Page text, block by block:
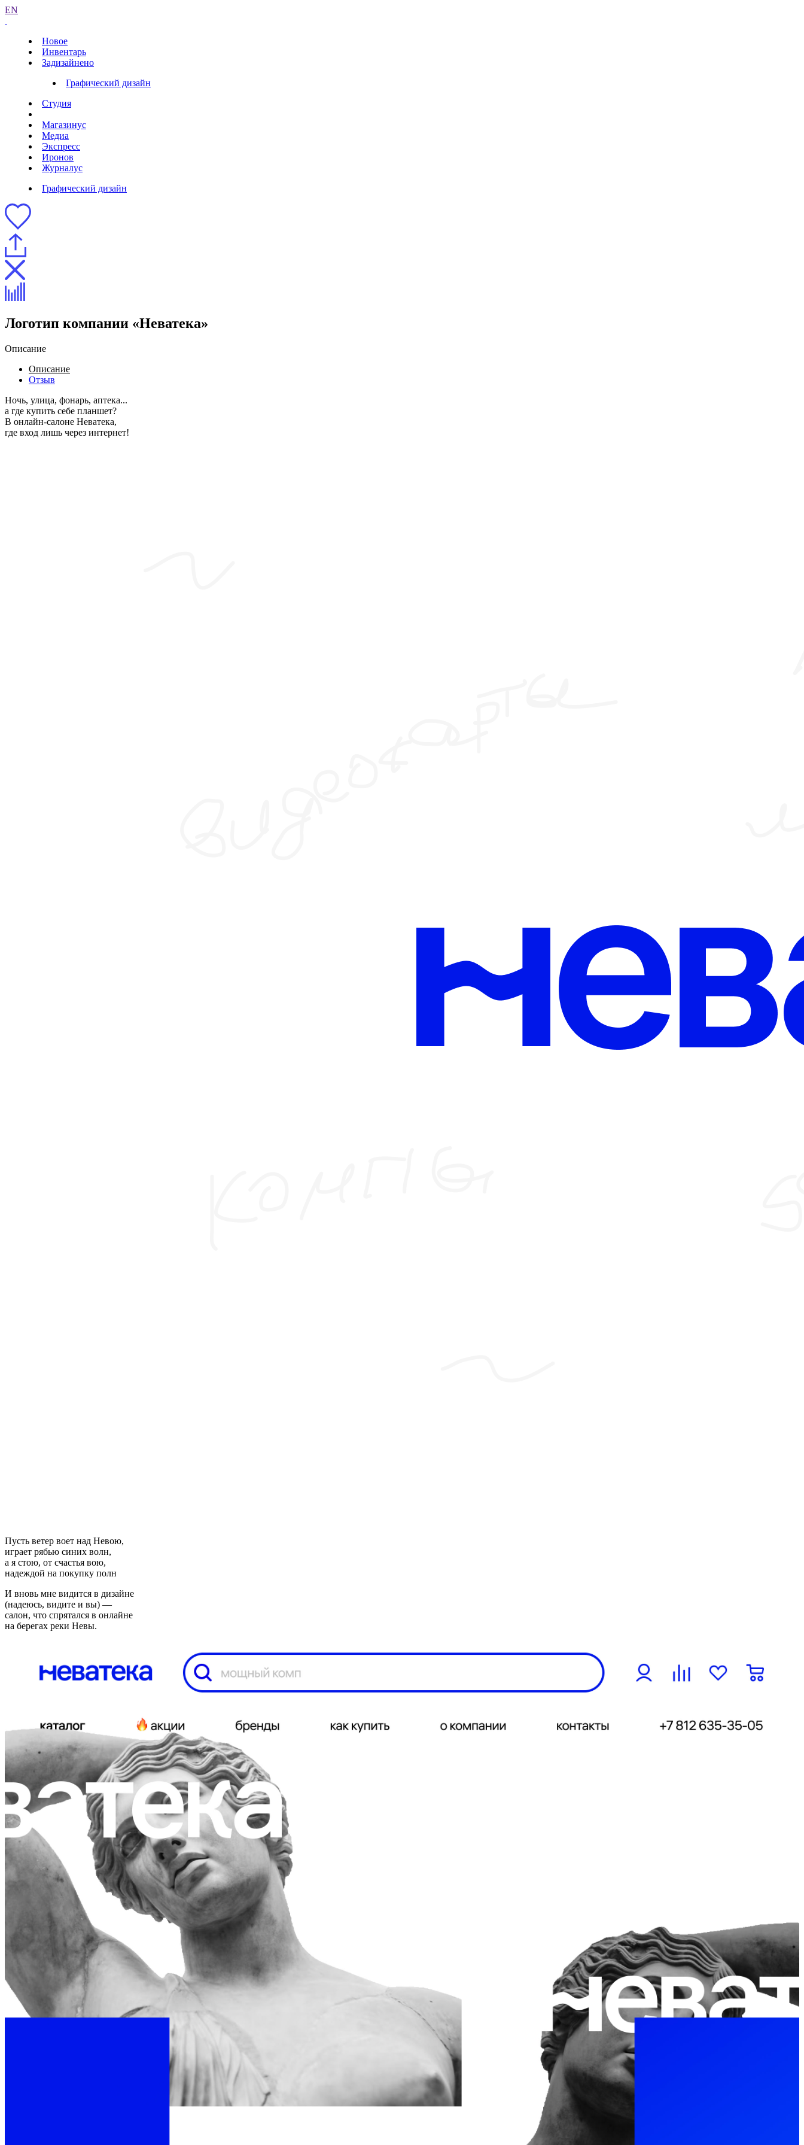
EN
Новое
Инвентарь
Задизайнено
Графический дизайн
Студия
Магазинус
Медиа
Экспресс
Иронов
Журналус
Графический дизайн
Логотип компании «Неватека»
Описание
Описание
Отзыв
Ночь, улица, фонарь, аптека...
а где купить себе планшет?
В онлайн-салоне Неватека,
где вход лишь через интернет!
Пусть ветер воет над Невою,
играет рябью синих волн,
а я стою, от счастья вою,
надеждой на покупку полн
И вновь мне видится в дизайне
(надеюсь, видите и вы) —
салон, что спрятался в онлайне
на берегах реки Невы.